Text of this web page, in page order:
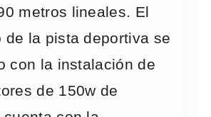
metros lineales. El
de la pista deportiva se
con la instalación de
de 150w de